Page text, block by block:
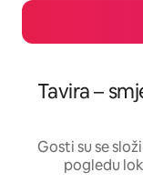
Tavira –
Gosti su se
pogledu